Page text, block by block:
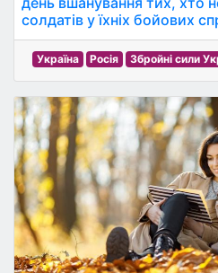
солдатів у їхніх бойових
Україна Росія Збройні сили